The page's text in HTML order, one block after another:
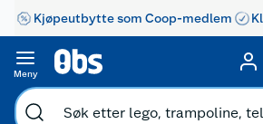
Kjøpeutbytte som Coop-medlem
Meny